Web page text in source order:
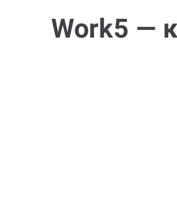
Work5 —